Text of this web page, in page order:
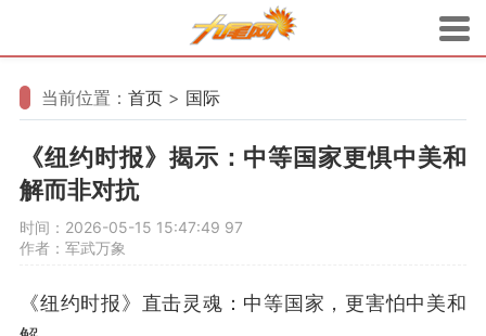
当前位置： 首页 > 国际
《纽约时报》揭示：中等国家更惧中美和
解而非对抗
时间：2026-05-15 15:47:49 97
作者：军武万象
《纽约时报》直击灵魂：中等国家，更害怕中美和